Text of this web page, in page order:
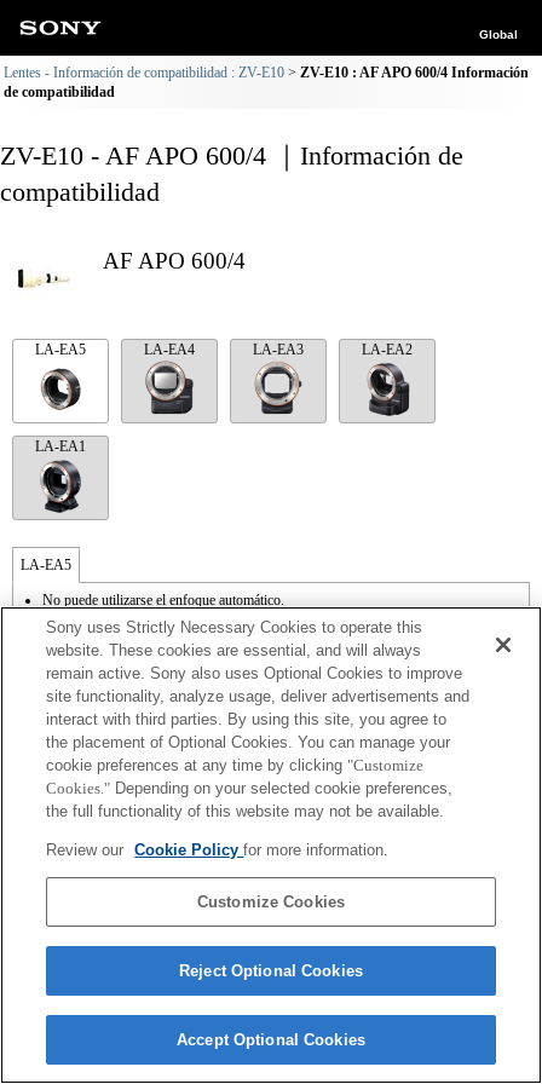
Global
Lentes - Información de compatibilidad : ZV-E10
ZV-E10 : AF APO 600/4 Información
de compatibilidad
ZV-E10 - AF APO 600/4 ｜Información de
compatibilidad
AF APO 600/4
LA-EA5 LA-EA4 LA-EA3 LA-EA2
LA-EA1
LA-EA5
No puede utilizarse el enfoque automático.
Disponible con un adaptador de monturas
El sonido de control del diafragma se graba con el micrófono interno.
Outside the A (Aperture priority), S (Shutter priority), and M (Manual) modes, the
shutter speed and the aperture can not be adjusted during the movie recording.
En función de las condiciones de grabación, el brillo de la imagen puede no ser
uniforme. Cambia la función [Front Curtain Shutter/Obturador de cortinilla frontal] a
[Off/Apagado].
Si acoplas la [lente del tipo A-mount] usando un Adaptador Mount, la función de
ayuda MF no funciona automáticamente cuando giras el anillo del foco. Puedes
agrandar la imagen seleccionando la función [Focus Magnifier/Lupa de foco] o la
función [MF Assist/Ayuda MF] a cualquier tecla en las "opciones personalizadas".
La función SteadyShot no responde cuando SteadyShot está ajustado a [Estándar].
Terms of Use Contact Us
Sony uses Strictly Necessary Cookies to operate this
website. These cookies are essential, and will always
remain active. Sony also uses Optional Cookies to improve
site functionality, analyze usage, deliver advertisements and
interact with third parties. By using this site, you agree to
the placement of Optional Cookies. You can manage your
cookie preferences at any time by clicking "Customize
Cookies." Depending on your selected cookie preferences,
the full functionality of this website may not be available.
Review our Cookie Policyfor more information.
Customize Cookies
Reject Optional Cookies
Accept Optional Cookies